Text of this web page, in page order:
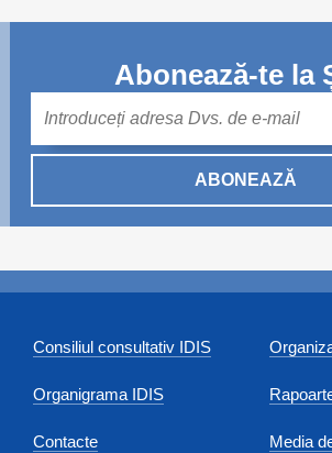
Abonează-te la
ABONEAZĂ
Consiliul consultativ IDIS
Organigrama IDIS
Contacte Media